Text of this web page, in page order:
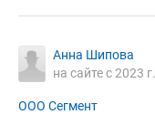
Анна Шипова
на сайте с 2023 г.
ООО Сегмент